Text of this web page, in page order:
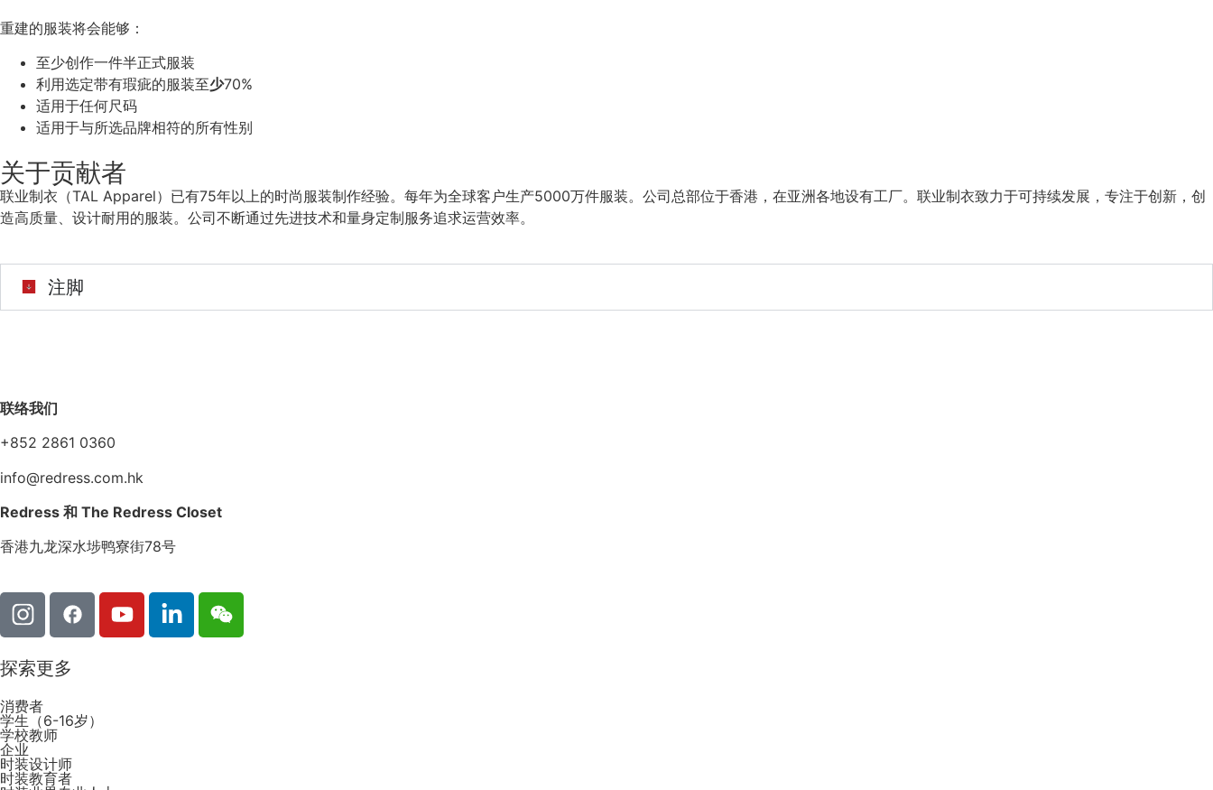
重建的服装将会能够：
至少创作一件半正式服装
利用选定带有瑕疵的服装至少70%
适用于任何尺码
适用于与所选品牌相符的所有性别
关于贡献者
联业制衣（TAL Apparel）已有75年以上的时尚服装制作经验。每年为全球客户生产5000万件服装。公司总部位于香港，在亚洲各地设有工厂。联业制衣致力于可持续发展，专注于创新，创
造高质量、设计耐用的服装。公司不断通过先进技术和量身定制服务追求运营效率。
注脚
联络我们
+852 2861 0360
info@redress.com.hk
Redress 和 The Redress Closet
香港九龙深水埗鸭寮街78号
探索更多
消费者
学生（6-16岁）
学校教师
企业
时装设计师
时装教育者